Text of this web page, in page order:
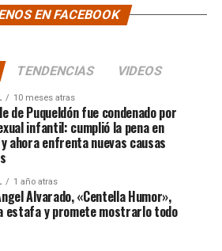
EN FACEBOOK
TENDENCIAS VIDEOS
10 meses atras
de Puqueldón fue condenado por
infantil: cumplió la pena en
ahora enfrenta nuevas causas
1 año atras
Alvarado, «Centella Humor»,
estafa y promete mostrarlo todo